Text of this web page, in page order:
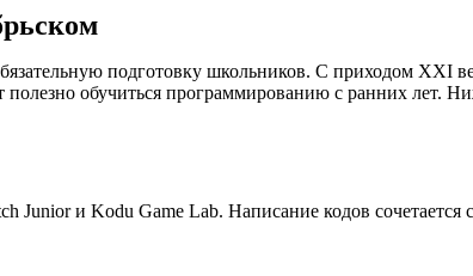
подготовку школьников. С приходом XXI
обучиться программированию с ранних лет.
и Kodu Game Lab. Написание кодов